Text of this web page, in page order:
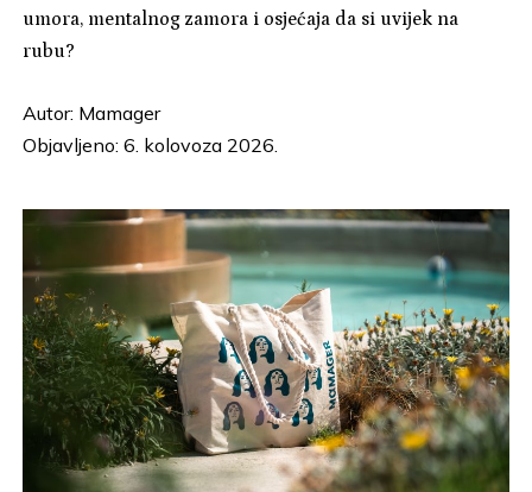
umora, mentalnog zamora i osjećaja da si uvijek na
rubu?
Autor: Mamager
Objavljeno: 6. kolovoza 2026.